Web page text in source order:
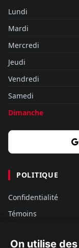
On utilise
Lundi
Mardi
Mercredi
Jeudi
Vendredi
Samedi
Dimanche
POLITIQUE
Confidentialité
Témoins